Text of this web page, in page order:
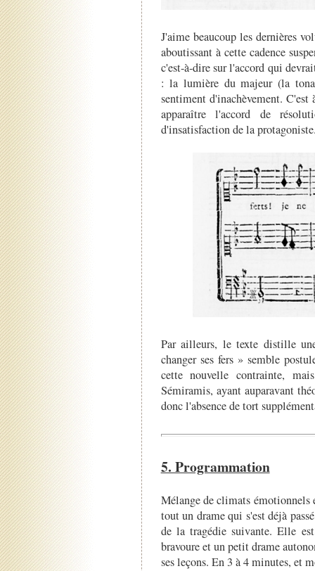
J'aime beaucoup les dernières
aboutissant à cette cadence
c'est-à-dire sur l'accord qui
: la lumière du majeur (la
sentiment d'inachèvement.
apparaître l'accord de
d'insatisfaction de la
Par ailleurs, le texte distille
changer ses fers » semble
cette nouvelle contrainte,
Sémiramis, ayant auparavant
donc l'absence de tort
5. Programmation
Mélange de climats émotionnels
tout un drame qui s'est déjà
de la tragédie suivante. Elle
bravoure et un petit drame
ses leçons. En 3 à 4 minutes, et